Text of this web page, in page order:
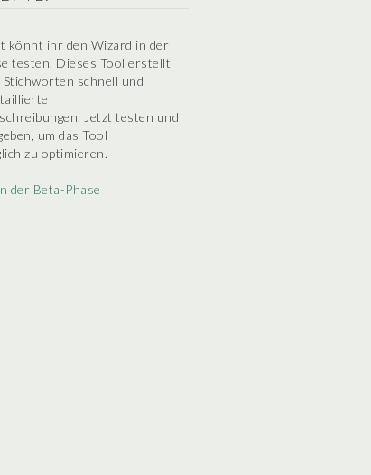
könnt ihr den Wizard in der
testen. Dieses Tool erstellt
Stichworten schnell und
Jetzt testen und
um das Tool
zu optimieren.
der Beta-Phase